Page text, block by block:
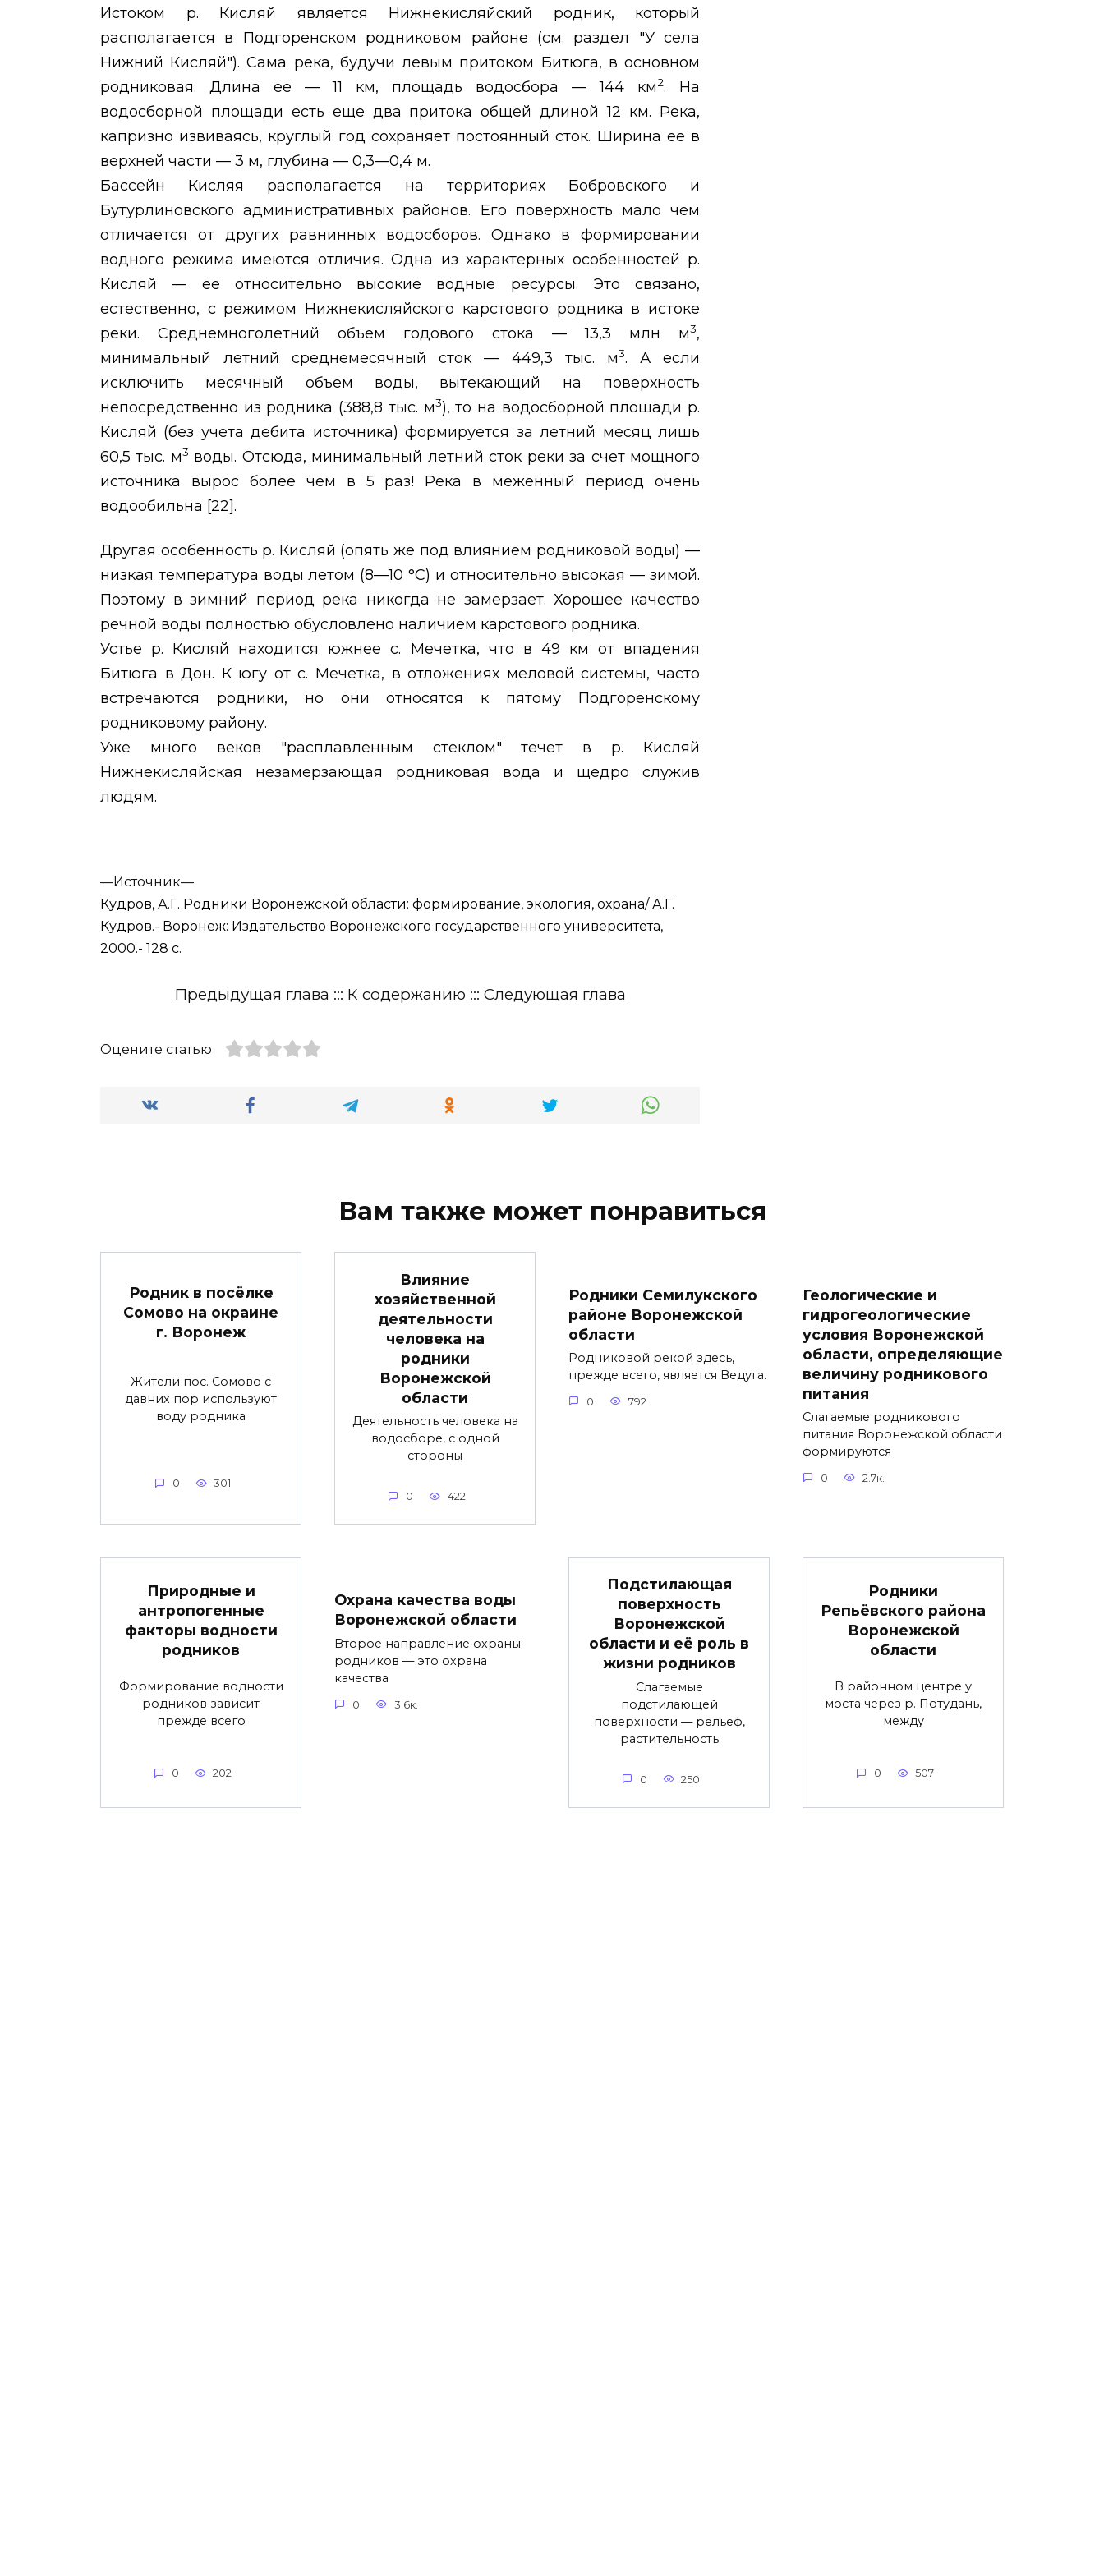
Истоком р. Кисляй является Нижнекисляйский родник, который
располагается в Подгоренском родниковом районе (см. раздел "У села
Нижний Кисляй"). Сама река, будучи левым притоком Битюга, в основном
родниковая. Длина ее — 11 км, площадь водосбора — 144
км2. На
водосборной площади есть еще два притока общей длиной 12 км. Река,
капризно извиваясь, круглый год сохраняет постоянный сток. Ширина ее в
верхней части — 3 м, глубина — 0,3—0,4 м.
Бассейн Кисляя располагается на территориях Бобровского и
Бутурлиновского административных районов. Его поверхность мало чем
отличается от других равнинных водосборов. Однако в формировании
водного режима имеются отличия. Одна из характерных особенностей р.
Кисляй — ее относительно высокие водные ресурсы. Это связано,
естественно, с режимом Нижнекисляйского карстового родника в истоке
реки. Среднемноголетний объем годового стока — 13,3 млн м3,
минимальный летний среднемесячный сток — 449,3 тыс. м3. А если
исключить месячный объем воды, вытекающий на поверхность
непосредственно из родника (388,8 тыс. м3), то на водосборной площади р.
Кисляй (без учета дебита источника) формируется за летний месяц лишь
60,5 тыс. м3 воды. Отсюда, минимальный летний сток реки за счет мощного
источника вырос более чем в 5 раз! Река в меженный период очень
водообильна [22].
Другая особенность р. Кисляй (опять же под влиянием родниковой воды) —
низкая температура воды летом (8—10 °С) и относительно высокая — зимой.
Поэтому в зимний период река никогда не замерзает. Хорошее качество
речной воды полностью обусловлено наличием карстового родника.
Устье р. Кисляй находится южнее с. Мечетка, что в 49 км от впадения
Битюга в Дон. К югу от с. Мечетка, в отложениях меловой системы, часто
встречаются родники, но они относятся к пятому Подгоренскому
родниковому району.
Уже много веков "расплавленным стеклом" течет в р. Кисляй
Нижнекисляйская незамерзающая родниковая вода и щедро служив
людям.
—Источник—
Кудров, А.Г. Родники Воронежской области: формирование, экология, охрана/ А.Г.
Кудров.- Воронеж: Издательство Воронежского государственного университета,
2000.- 128 с.
Предыдущая глава ::: К содержанию ::: Следующая глава
Оцените статью
Вам также может понравиться
Родник в посёлке
Сомово на окраине
г. Воронеж
Жители пос. Сомово с
давних пор используют
воду родника
0 301
Влияние
хозяйственной
деятельности
человека на
родники
Воронежской
области
Деятельность человека на
водосборе, с одной
стороны
0 422
Родники Семилукского
районе Воронежской
области
Родниковой рекой здесь,
прежде всего, является Ведуга.
0 792
Геологические и
гидрогеологические
условия Воронежской
области, определяющие
величину родникового
питания
Слагаемые родникового
питания Воронежской области
формируются
0 2.7к.
Природные и
антропогенные
факторы водности
родников
Формирование водности
родников зависит
прежде всего
0 202
Охрана качества воды
Воронежской области
Второе направление охраны
родников — это охрана
качества
0 3.6к.
Подстилающая
поверхность
Воронежской
области и её роль в
жизни родников
Слагаемые
подстилающей
поверхности — рельеф,
растительность
0 250
Родники
Репьёвского района
Воронежской
области
В районном центре у
моста через р. Потудань,
между
0 507